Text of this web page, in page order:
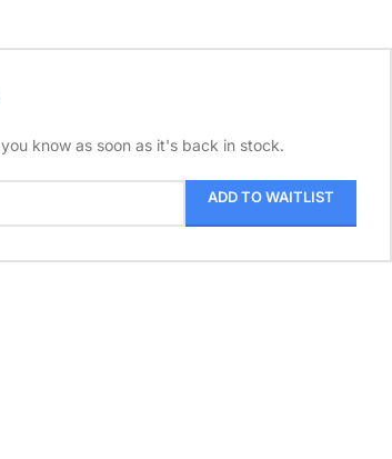
know as soon as it's back in stock.
ADD TO WAITLIST